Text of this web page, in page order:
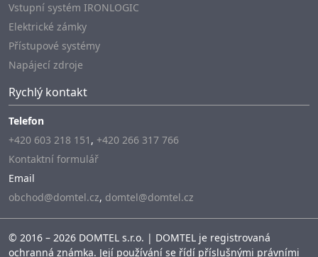
Vstupní systém IRONLOGIC
Elektrické zámky
Přístupové systémy
Napájecí zdroje
Rychlý kontakt
Telefon
+420 603 218 151 , +420 266 317 766
Kontaktní formulář
Email
obchod@domtel.cz, domtel@domtel.cz
© 2016 – 2026 DOMTEL s.r.o. | DOMTEL je registrovaná
ochranná známka. Její používání se řídí příslušnými právními